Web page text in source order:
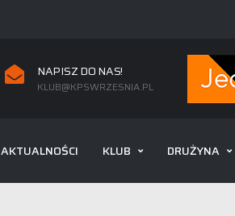
NAPISZ DO NAS!
KLUB@KPSWRZESNIA.PL
AKTUALNOŚCI KLUB DRUŻYNA